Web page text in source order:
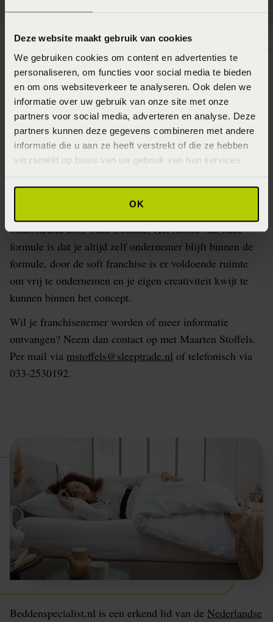
Deze website maakt gebruik van cookies
We gebruiken cookies om content en advertenties te
personaliseren, om functies voor social media te bieden
en om ons websiteverkeer te analyseren. Ook delen we
informatie over uw gebruik van onze site met onze
partners voor social media, adverteren en analyse. Deze
partners kunnen deze gegevens combineren met andere
informatie die u aan ze heeft verstrekt of die ze hebben
verzameld op basis van uw gebruik van hun services.
OK
Franchisenemer worden?
We zijn op zoek naar ondernemers die een nieuwe
winkel willen starten of willen overnemen. Er zijn
meerdere opties mogelijk, je kunt als bestaande
starten. Beide situaties zijn mogelijk en worden
ondersteund door onze formule. Het mooie van onze
formule is dat je altijd zelf ondernemer blijft binnen de
formule, door de soft franchise is er voldoende ruimte
om vrij te ondernemen en je eigen creativiteit kwijt te
kunnen binnen het concept.
Wil je franchisenemer worden of meer informatie
ontvangen? Neem dan contact op met Maarten Stoffels.
Per mail via mstoffels@sleeptrade.nl of telefonisch via
033-2530192.
Beddenspecialist.nl is een erkend lid van de Nederlandse